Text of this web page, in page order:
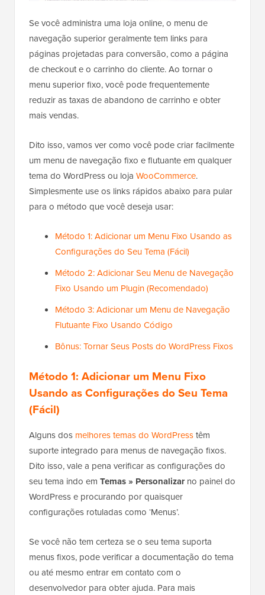
Se você administra uma loja online, o menu de
navegação superior geralmente tem links para
páginas projetadas para conversão, como a página
de checkout e o carrinho do cliente. Ao tornar o
menu superior fixo, você pode frequentemente
reduzir as taxas de abandono de carrinho e obter
mais vendas.
Dito isso, vamos ver como você pode criar facilmente
um menu de navegação fixo e flutuante em qualquer
tema do WordPress ou loja WooCommerce.
Simplesmente use os links rápidos abaixo para pular
para o método que você deseja usar:
Método 1: Adicionar um Menu Fixo Usando as
Configurações do Seu Tema (Fácil)
Método 2: Adicionar Seu Menu de Navegação
Fixo Usando um Plugin (Recomendado)
Método 3: Adicionar um Menu de Navegação
Flutuante Fixo Usando Código
Bônus: Tornar Seus Posts do WordPress Fixos
Método 1: Adicionar um Menu Fixo
Usando as Configurações do Seu Tema
(Fácil)
Alguns dos melhores temas do WordPresstêm
suporte integrado para menus de navegação fixos.
Dito isso, vale a pena verificar as configurações do
seu tema indo em Temas » Personalizarno painel do
WordPress e procurando por quaisquer
configurações rotuladas como ‘Menus’.
Se você não tem certeza se o seu tema suporta
menus fixos, pode verificar a documentação do tema
ou até mesmo entrar em contato com o
desenvolvedor para obter ajuda. Para mais